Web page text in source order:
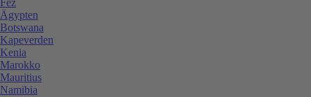
Ägypten
Botswana
Kapeverden
Kenia
Marokko
Mauritius
Namibia